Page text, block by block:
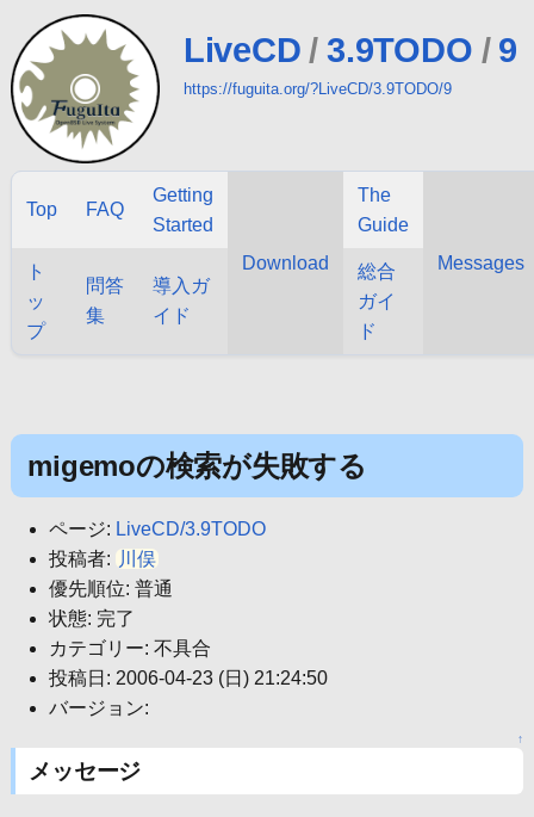
LiveCD / 3.9TODO / 9
https://fuguita.org/?LiveCD/3.9TODO/9
Top FAQ
Getting
Started
Download
The
Guide
Messages
ト
ッ
プ
問答
集
導入ガ
イド
総合
ガイ
ド
migemoの検索が失敗する
ページ: LiveCD/3.9TODO
投稿者: 川俣
優先順位: 普通
状態: 完了
カテゴリー: 不具合
投稿日: 2006-04-23 (日) 21:24:50
バージョン:
↑
メッセージ